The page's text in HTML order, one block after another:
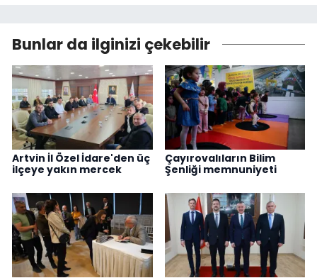
Bunlar da ilginizi çekebilir
Artvin İl Özel İdare'den üç
ilçeye yakın mercek
Çayırovalıların Bilim
Şenliği memnuniyeti